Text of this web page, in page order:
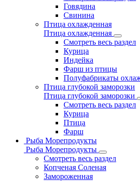
Говядина
Свинина
Птица охлажденная
Птица охлажденная
Смотреть весь раздел
Курица
Индейка
Фарш из птицы
Полуфабрикаты
Птица глубокой заморозки
Птица глубокой заморозки
Смотреть весь раздел
Курица
Птица
Фарш
Рыба Морепродукты
Рыба Морепродукты
Смотреть весь раздел
Копченая Соленая
Замороженная